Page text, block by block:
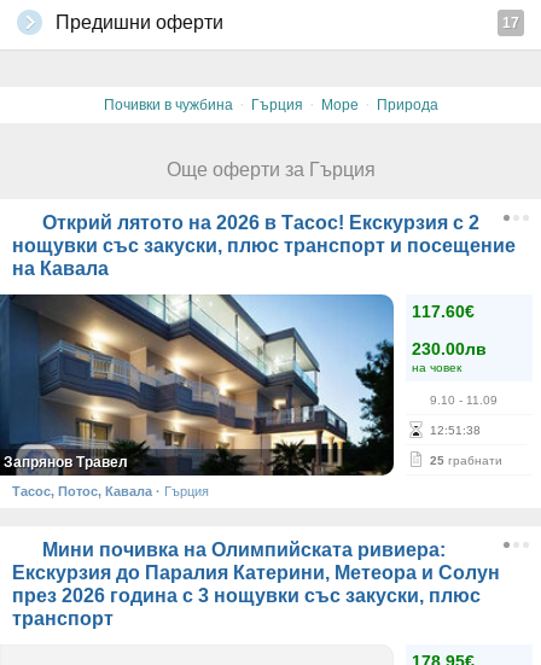
Предишни оферти 17
Почивки в чужбина · Гърция · Море · Природа
Още оферти за Гърция
Открий лятото на 2026 в Тасос! Екскурзия с 2
нощувки със закуски, плюс транспорт и посещение
на Кавала
117.60€
230.00лв
на човек
9.10 - 11.09
12:51 :38
25 грабнати
Запрянов Травел
Тасос, Потос, Кавала · Гърция
Мини почивка на Олимпийската ривиера:
Екскурзия до Паралия Катерини, Метеора и Солун
през 2026 година с 3 нощувки със закуски, плюс
транспорт